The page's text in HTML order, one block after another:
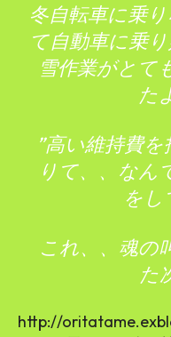
冬自転車に乗
て自動車に乗
雪作業がとて
た
”高い維持費
りて、、なん
をし
これ、、魂の
た
http://